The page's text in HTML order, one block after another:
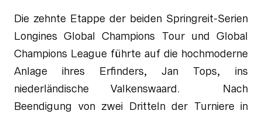
Die zehnte Etappe der beiden Springreit-Serien
Longines Global Champions Tour und Global
Champions League führte auf die hochmoderne
Anlage ihres Erfinders, Jan Tops, ins
niederländische Valkenswaard. Nach
Beendigung von zwei Dritteln der Turniere in